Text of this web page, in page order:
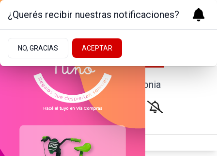
Noticias de la Patagonia
¿Querés recibir nuestras notificaciones?
NO, GRACIAS ACEPTAR